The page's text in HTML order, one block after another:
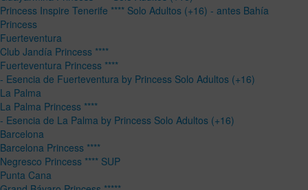
Princess Inspire Tenerife **** Solo Adultos (+16) - antes Bahía
Princess
Fuerteventura
Club Jandía Princess ****
Fuerteventura Princess ****
- Esencia de Fuerteventura by Princess Solo Adultos (+16)
La Palma
La Palma Princess ****
- Esencia de La Palma by Princess Solo Adultos (+16)
Barcelona
Barcelona Princess ****
Negresco Princess **** SUP
Punta Cana